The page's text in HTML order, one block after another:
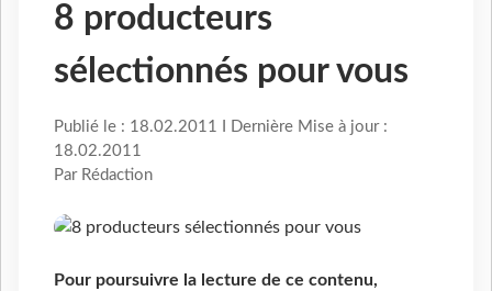
8 producteurs
sélectionnés pour vous
Publié le : 18.02.2011 I Dernière Mise à jour :
18.02.2011
Par Rédaction
Pour poursuivre la lecture de ce contenu,